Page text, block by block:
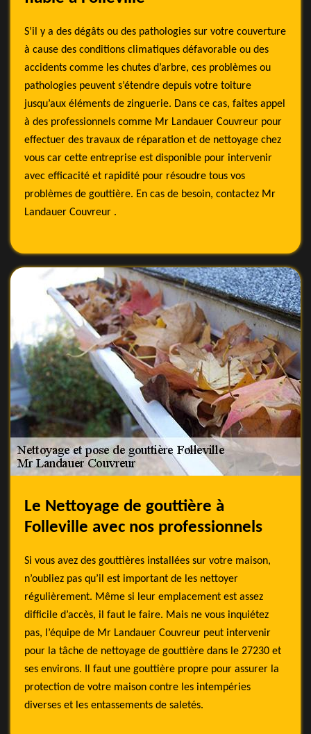
S’il y a des dégâts ou des pathologies sur votre couverture
à cause des conditions climatiques défavorable ou des
accidents comme les chutes d’arbre, ces problèmes ou
pathologies peuvent s’étendre depuis votre toiture
jusqu’aux éléments de zinguerie. Dans ce cas, faites appel
à des professionnels comme Mr Landauer Couvreur pour
effectuer des travaux de réparation et de nettoyage chez
vous car cette entreprise est disponible pour intervenir
avec efficacité et rapidité pour résoudre tous vos
problèmes de gouttière. En cas de besoin, contactez Mr
Landauer Couvreur .
Le Nettoyage de gouttière à
Folleville avec nos professionnels
Si vous avez des gouttières installées sur votre maison,
n’oubliez pas qu’il est important de les nettoyer
régulièrement. Même si leur emplacement est assez
difficile d’accès, il faut le faire. Mais ne vous inquiétez
pas, l’équipe de Mr Landauer Couvreur peut intervenir
pour la tâche de nettoyage de gouttière dans le 27230 et
ses environs. Il faut une gouttière propre pour assurer la
protection de votre maison contre les intempéries
diverses et les entassements de saletés.